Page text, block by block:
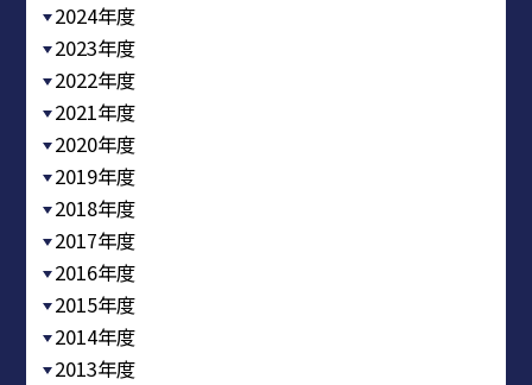
2024年度
2023年度
2022年度
2021年度
2020年度
2019年度
2018年度
2017年度
2016年度
2015年度
2014年度
2013年度